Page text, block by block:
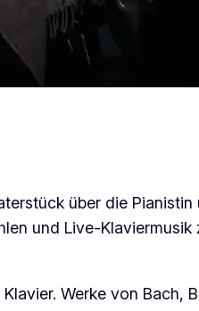
über die
und Live-
Werke von Bach,